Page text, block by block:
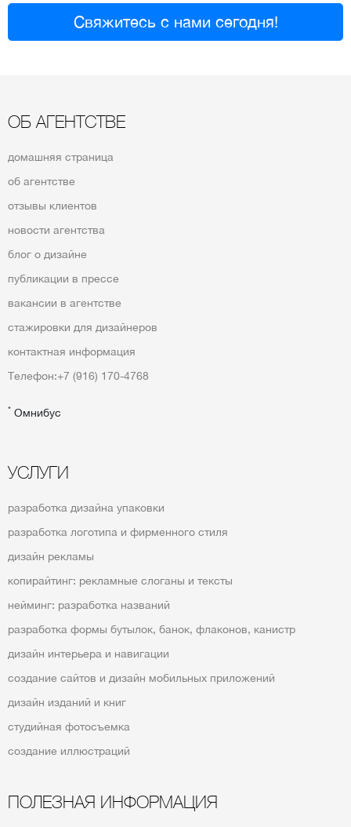
Свяжитесь с нами сегодня!
ОБ АГЕНТСТВЕ
домашняя страница
об агентстве
отзывы клиентов
новости агентства
блог о дизайне
публикации в прессе
вакансии в агентстве
стажировки для дизайнеров
контактная информация
Телефон:+7 (916) 170-4768
* Омнибус
УСЛУГИ
разработка дизайна упаковки
разработка логотипа и фирменного стиля
дизайн рекламы
копирайтинг: рекламные слоганы и тексты
нейминг: разработка названий
разработка формы бутылок, банок, флаконов, канистр
дизайн интерьера и навигации
создание сайтов и дизайн мобильных приложений
дизайн изданий и книг
студийная фотосъемка
создание иллюстраций
ПОЛЕЗНАЯ ИНФОРМАЦИЯ